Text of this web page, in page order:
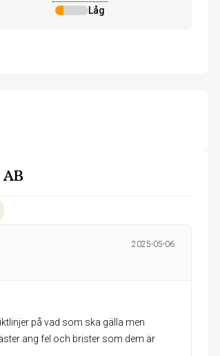
Låg
AB
2025-05-06
på vad som ska gälla men
ang fel och brister som dem är